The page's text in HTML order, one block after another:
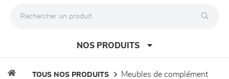
NOS PRODUITS
TOUS NOS PRODUITS
meubles de complément